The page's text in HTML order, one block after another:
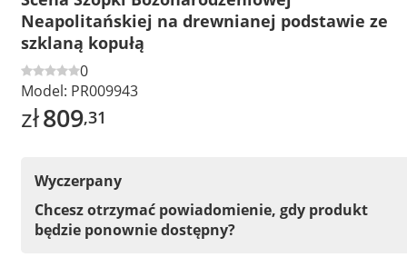
Neapolitańskiej na drewnianej podstawie ze
szklaną kopułą
0
Model: PR009943
zł809,31
Wyczerpany
Chcesz otrzymać powiadomienie, gdy produkt
będzie ponownie dostępny?